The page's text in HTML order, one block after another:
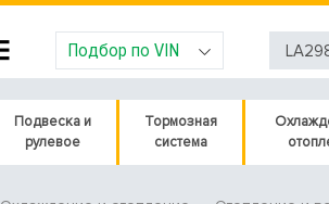
Подбор по VIN
Подвеска и
рулевое
Тормозная
система